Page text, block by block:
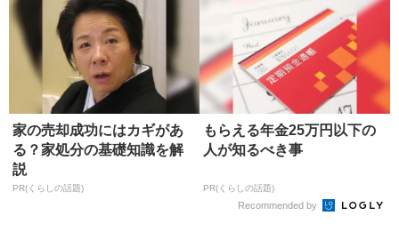
家の売却成功にはカギがあ
る？家処分の基礎知識を解
説
PR(くらしの話題)
もらえる年金25万円以下の
人が知るべき事
PR(くらしの話題)
Recommended by